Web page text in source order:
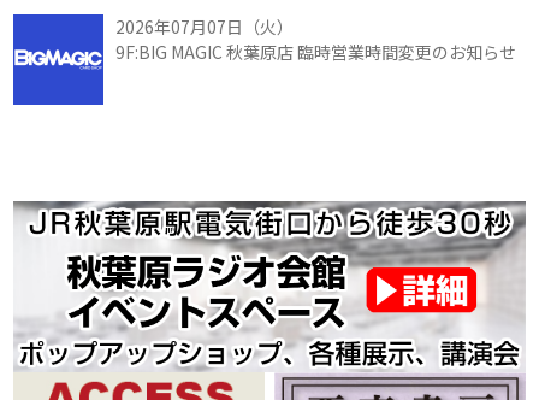
2026年07月07日（火）
9F:BIG MAGIC 秋葉原店 臨時営業時間変更のお知らせ